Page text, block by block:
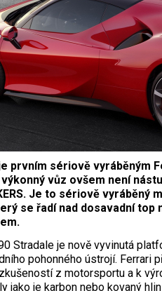
prvním sériově vyráběným
výkonný vůz ovšem není
Je to sériově vyráběný
se řadí nad dosavadní
Stradale je nově vyvinutá
pohonného ústrojí.
z motorsportu a k
jako je karbon nebo kovaný